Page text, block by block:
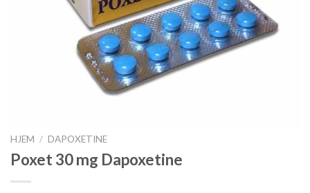
HJEM / DAPOXETINE
Poxet 30 mg Dapoxetine